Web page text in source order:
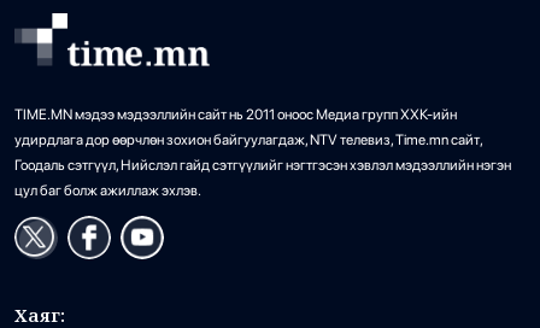
TIME.MN мэдээ мэдээллийн сайт нь 2011 оноос Медиа групп ХХК-ийн
удирдлага дор өөрчлөн зохион байгуулагдаж, NTV телевиз, Time.mn сайт,
Гоодаль сэтгүүл, Нийслэл гайд сэтгүүлийг нэгтгэсэн хэвлэл мэдээллийн нэгэн
цул баг болж ажиллаж эхлэв.
Хаяг: